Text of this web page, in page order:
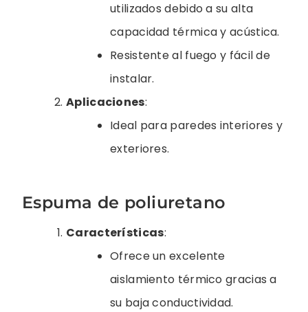
utilizados debido a su alta
capacidad térmica y acústica.
Resistente al fuego y fácil de
instalar.
Aplicaciones:
Ideal para paredes interiores y
exteriores.
Espuma de poliuretano
Características:
Ofrece un excelente
aislamiento térmico gracias a
su baja conductividad.